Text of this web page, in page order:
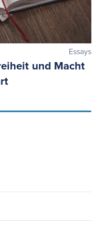
Essays
und Macht